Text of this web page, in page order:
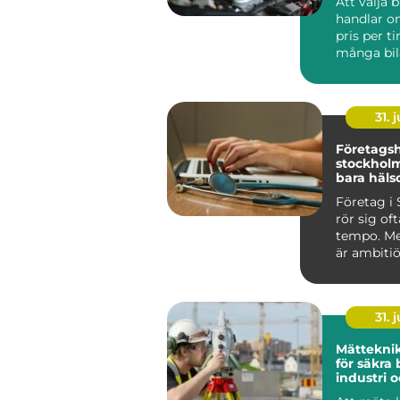
handlar
pris per
många
sna...
31.
stockholm mer
bara
Företag i
rör sig
tempo.
är
vana vi...
31.
Mätteknik
för säkra
industri